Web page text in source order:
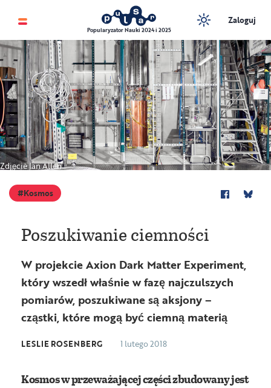
Popularyzator Nauki 2024 i 2025
Zaloguj
Zdjęcie Ian Allen
Kosmos
Poszukiwanie ciemności
W projekcie Axion Dark Matter Experiment,
który wszedł właśnie w fazę najczulszych
pomiarów, poszukiwane są aksjony –
cząstki, które mogą być ciemną materią
LESLIE ROSENBERG 1 lutego 2018
Kosmos w przeważającej części zbudowany jest